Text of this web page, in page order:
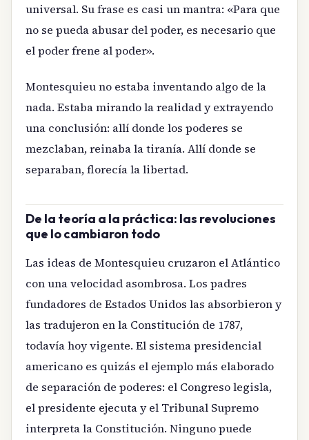
universal. Su frase es casi un mantra: «Para que
no se pueda abusar del poder, es necesario que
el poder frene al poder».
Montesquieu no estaba inventando algo de la
nada. Estaba mirando la realidad y extrayendo
una conclusión: allí donde los poderes se
mezclaban, reinaba la tiranía. Allí donde se
separaban, florecía la libertad.
De la teoría a la práctica: las revoluciones
que lo cambiaron todo
Las ideas de Montesquieu cruzaron el Atlántico
con una velocidad asombrosa. Los padres
fundadores de Estados Unidos las absorbieron y
las tradujeron en la Constitución de 1787,
todavía hoy vigente. El sistema presidencial
americano es quizás el ejemplo más elaborado
de separación de poderes: el Congreso legisla,
el presidente ejecuta y el Tribunal Supremo
interpreta la Constitución. Ninguno puede